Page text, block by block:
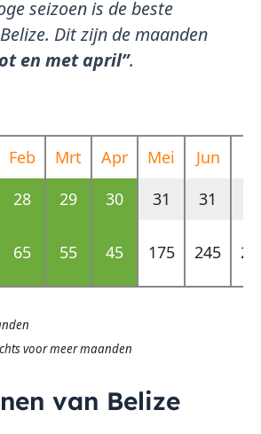
seizoen is de beste
Dit zijn de maanden
en met april”.
Feb Mrt Apr Mei Jun
28 29 30 31 31
65 55 45 175 245
voor meer maanden
van Belize